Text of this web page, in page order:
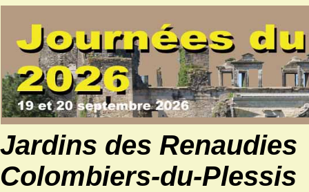
Jardins des Renaudies
Colombiers-du-Plessis